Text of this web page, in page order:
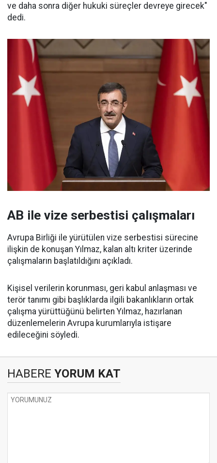
ve daha sonra diğer hukuki süreçler devreye girecek"
dedi.
AB ile vize serbestisi çalışmaları
Avrupa Birliği ile yürütülen vize serbestisi sürecine
ilişkin de konuşan Yılmaz, kalan altı kriter üzerinde
çalışmaların başlatıldığını açıkladı.
Kişisel verilerin korunması, geri kabul anlaşması ve
terör tanımı gibi başlıklarda ilgili bakanlıkların ortak
çalışma yürüttüğünü belirten Yılmaz, hazırlanan
düzenlemelerin Avrupa kurumlarıyla istişare
edileceğini söyledi.
HABERE YORUM KAT